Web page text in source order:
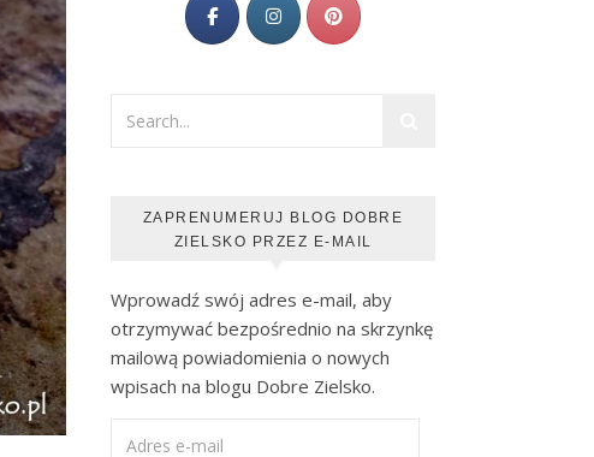
ZAPRENUMERUJ BLOG DOBRE
ZIELSKO PRZEZ E-MAIL
Wprowadź swój adres e-mail, aby
otrzymywać bezpośrednio na skrzynkę
mailową powiadomienia o nowych
wpisach na blogu Dobre Zielsko.